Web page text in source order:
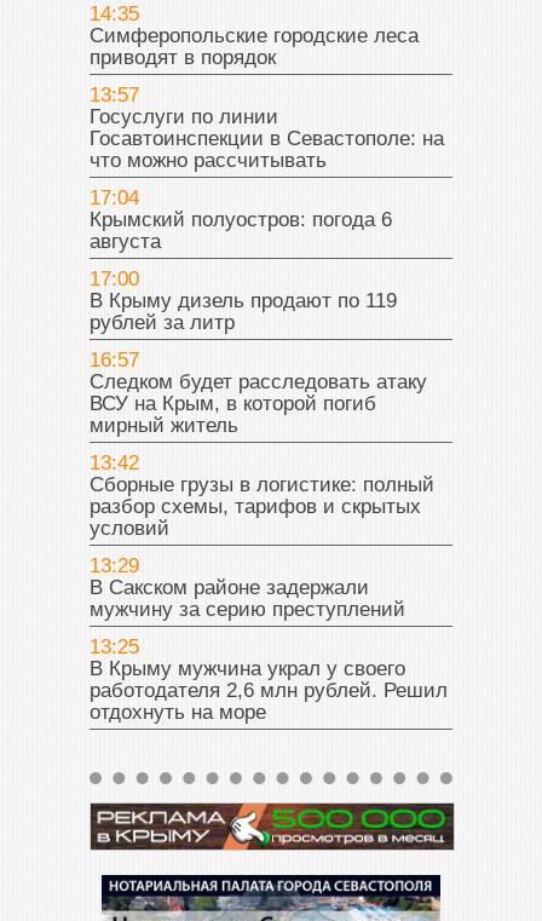
14:35
Симферопольские городские леса
приводят в порядок
13:57
Госуслуги по линии
Госавтоинспекции в Севастополе: на
что можно рассчитывать
17:04
Крымский полуостров: погода 6
августа
17:00
В Крыму дизель продают по 119
рублей за литр
16:57
Следком будет расследовать атаку
ВСУ на Крым, в которой погиб
мирный житель
13:42
Сборные грузы в логистике: полный
разбор схемы, тарифов и скрытых
условий
13:29
В Сакском районе задержали
мужчину за серию преступлений
13:25
В Крыму мужчина украл у своего
работодателя 2,6 млн рублей. Решил
отдохнуть на море